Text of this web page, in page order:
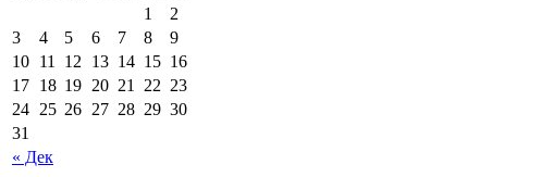
« Дек
1
2
3
4 5 6 7 8
9
10 11 12 13 14 15 16
17 18 19 20 21 22 23
24 25 26 27 28 29 30
31